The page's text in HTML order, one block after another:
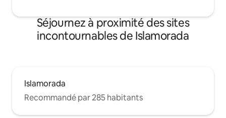
Séjournez à proximité des sites
incontournables de Islamorada
Islamorada
Recommandé par 285 habitants